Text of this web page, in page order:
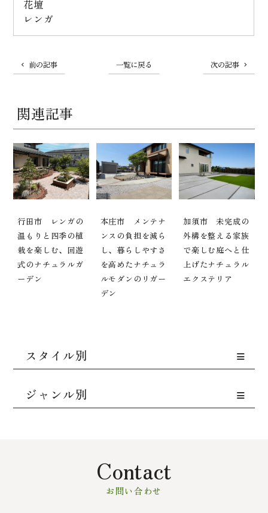
花壇
レンガ
前の記事 一覧に戻る 次の記事
関連記事
行田市 レンガの
温もりと四季の植
栽を楽しむ、回遊
式のナチュラルガ
ーデン
本庄市 メンテナ
ンスの負担を減ら
し、暮らしやすさ
を高めたナチュラ
ルモダンのリガー
デン
加須市 未完成の
外構を整える家族
で楽しむ庭へと仕
上げたナチュラル
エクステリア
スタイル別
ジャンル別
Contact
お問い合わせ